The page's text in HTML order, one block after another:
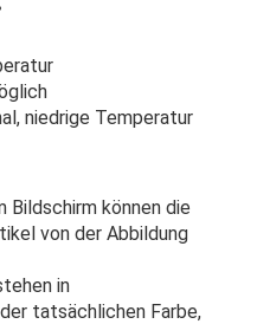
niedrige Temperatur
Bildschirm können die
von der Abbildung
in
tatsächlichen Farbe,